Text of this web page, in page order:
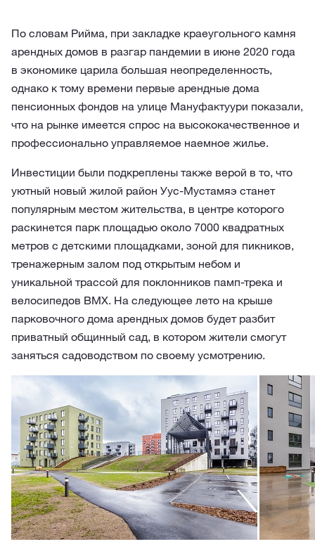
По словам Рийма, при закладке краеугольного камня
арендных домов в разгар пандемии в июне 2020 года
в экономике царила большая неопределенность,
однако к тому времени первые арендные дома
пенсионных фондов на улице Мануфактуури показали,
что на рынке имеется спрос на высококачественное и
профессионально управляемое наемное жилье.
Инвестиции были подкреплены также верой в то, что
уютный новый жилой район Уус-Мустамяэ станет
популярным местом жительства, в центре которого
раскинется парк площадью около 7000 квадратных
метров с детскими площадками, зоной для пикников,
тренажерным залом под открытым небом и
уникальной трассой для поклонников памп-трека и
велосипедов BMX. На следующее лето на крыше
парковочного дома арендных домов будет разбит
приватный общинный сад, в котором жители смогут
заняться садоводством по своему усмотрению.